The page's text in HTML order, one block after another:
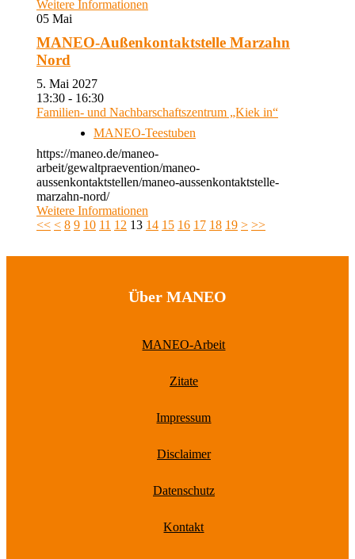
Weitere Informationen
05 Mai
MANEO-Außenkontaktstelle Marzahn
Nord
5. Mai 2027
13:30 - 16:30
Familien- und Nachbarschaftszentrum „Kiek in“
MANEO-Teestuben
https://maneo.de/maneo-
arbeit/gewaltpraevention/maneo-
aussenkontaktstellen/maneo-aussenkontaktstelle-
marzahn-nord/
Weitere Informationen
<< < 8 9 10 11 12 13 14 15 16 17 18 19 > >>
Über MANEO
MANEO-Arbeit
Zitate
Impressum
Disclaimer
Datenschutz
Kontakt